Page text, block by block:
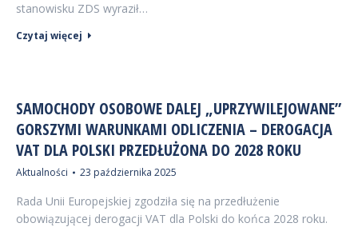
stanowisku ZDS wyraził…
Czytaj więcej
SAMOCHODY OSOBOWE DALEJ „UPRZYWILEJOWANE”
GORSZYMI WARUNKAMI ODLICZENIA – DEROGACJA
VAT DLA POLSKI PRZEDŁUŻONA DO 2028 ROKU
Aktualności 23 października 2025
Rada Unii Europejskiej zgodziła się na przedłużenie
obowiązującej derogacji VAT dla Polski do końca 2028 roku.